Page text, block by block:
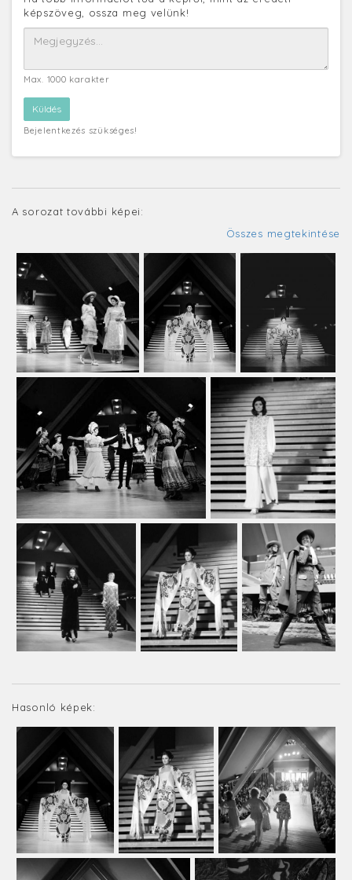
képszöveg, ossza meg velünk!
Max. 1000 karakter
Bejelentkezés szükséges!
A sorozat további képei:
Összes megtekintése
Hasonló képek: